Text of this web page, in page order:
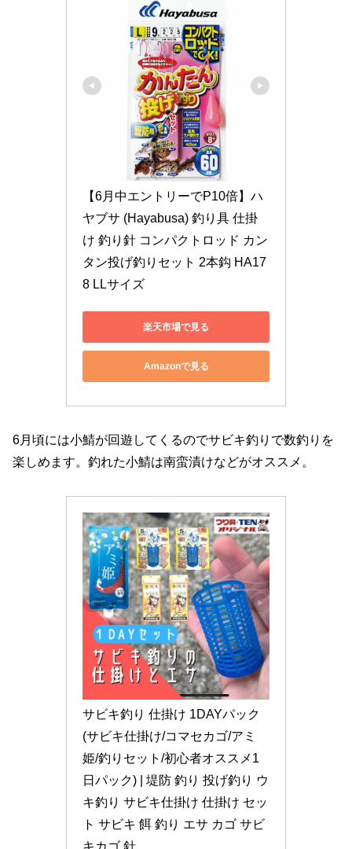
【6月中エントリーでP10倍】ハ
ヤブサ (Hayabusa) 釣り具 仕掛
け 釣り針 コンパクトロッド カン
タン投げ釣りセット 2本鈎 HA17
8 LLサイズ
楽天市場で見る
Amazonで見る
6月頃には小鯖が回遊してくるのでサビキ釣りで数釣りを
楽しめます。釣れた小鯖は南蛮漬けなどがオススメ。
サビキ釣り 仕掛け 1DAYパック
(サビキ仕掛け/コマセカゴ/アミ
姫/釣りセット/初心者オススメ1
日パック) | 堤防 釣り 投げ釣り ウ
キ釣り サビキ仕掛け 仕掛け セッ
ト サビキ 餌 釣り エサ カゴ サビ
キカゴ 針